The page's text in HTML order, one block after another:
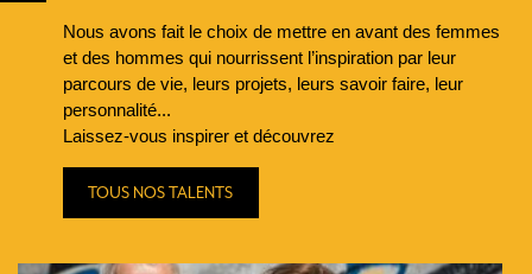
Nous avons fait le choix de mettre en avant des femmes
et des hommes qui nourrissent l’inspiration par leur
parcours de vie, leurs projets, leurs savoir faire, leur
personnalité...
Laissez-vous inspirer et découvrez
TOUS NOS TALENTS